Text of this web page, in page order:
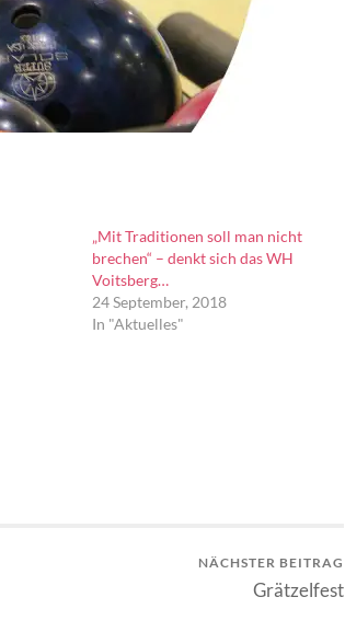
„Mit Traditionen soll man nicht
brechen“ – denkt sich das WH
Voitsberg…
24 September, 2018
In "Aktuelles"
NÄCHSTER BEITRAG
Grätzelfest